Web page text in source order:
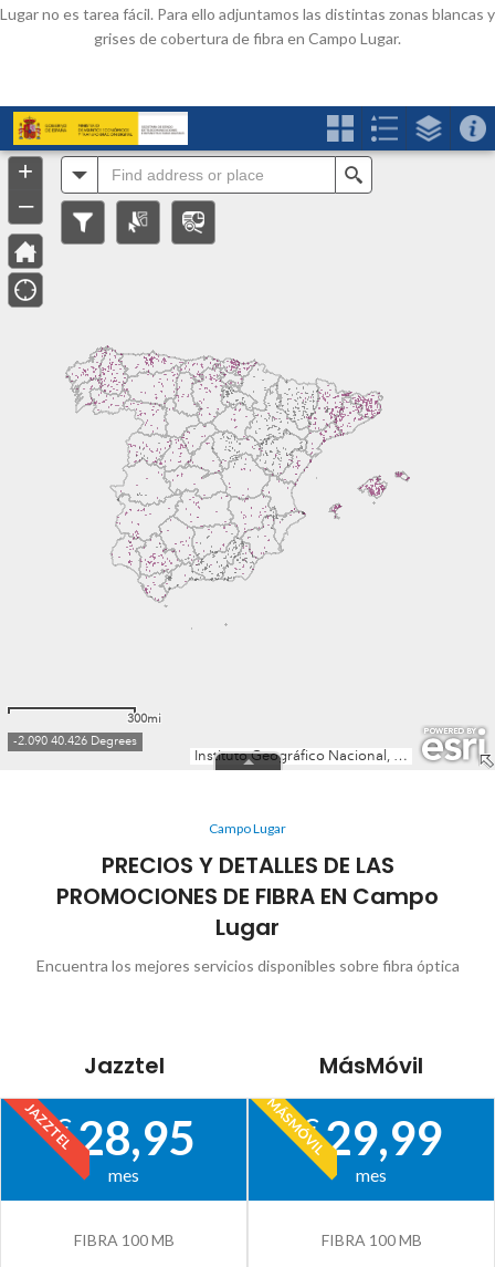
Lugar no es tarea fácil. Para ello adjuntamos las distintas zonas blancas y
grises de cobertura de fibra en Campo Lugar.
Campo Lugar
PRECIOS Y DETALLES DE LAS
PROMOCIONES DE FIBRA EN Campo
Lugar
Encuentra los mejores servicios disponibles sobre fibra óptica
Jazztel
JAZZTEL
€28,95
mes
FIBRA 100 MB
MásMóvil
MÁSMÓVIL
€29,99
mes
FIBRA 100 MB